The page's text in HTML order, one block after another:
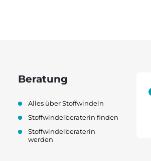
Beratung
Alles über Stoffwindeln
Stoffwindelberaterin finden
Stoffwindelberaterin
werden